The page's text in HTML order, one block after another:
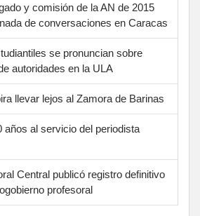
y comisión de la AN de 2015
de conversaciones en Caracas
se pronuncian sobre
autoridades en la ULA
llevar lejos al Zamora de Barinas
años al servicio del periodista
Central publicó registro definitivo
profesoral